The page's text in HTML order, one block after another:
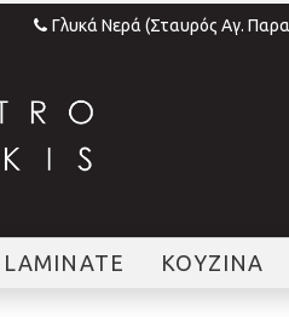
Γλυκά Νερά (Σταυρός Αγ.
LAMINATE ΚΟΥΖΙΝΑ